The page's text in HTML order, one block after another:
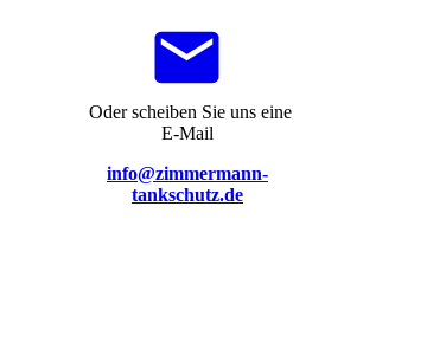
Oder scheiben Sie uns eine
E-Mail
info@zimmermann-
tankschutz.de